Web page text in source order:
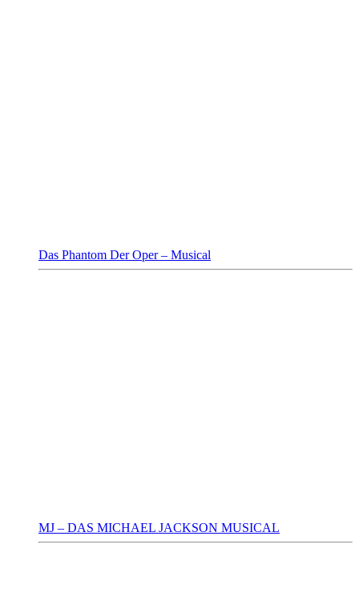
Das Phantom Der Oper – Musical
MJ – DAS MICHAEL JACKSON MUSICAL